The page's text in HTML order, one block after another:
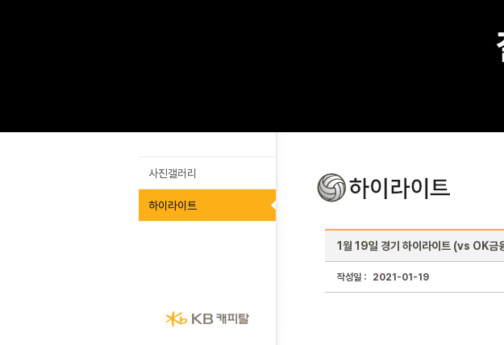
사진갤러리
하이라이트
1월 19일 경기 하이라이트 (vs OK금
작성일 : 2021-01-19